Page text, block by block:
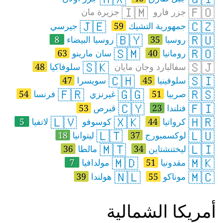
🇫🇴جزر فارو 🇮🇲جزيرة مان
🇨🇿جمهورية التشيك 59
🇯🇪جيرسي
🇷🇺روسيا 35
🇧🇾روسيا البيضاء 8
🇷🇴رومانيا 40
🇸🇲سان مارينو 63
🇸🇯سفالبارد وجان مايان 🇸🇰سلوفاكيا 48
🇸🇮سلوفينيا 45
🇨🇭سويسرا 47
🇷🇸صربيا 51
🇬🇬غيرنزي 🇫🇷فرنسا 54
🇫🇮فنلندا 23
🇨🇾قبرص 53
🇭🇷كرواتيا 44
🇽🇰كوسوفو 🇱🇻لاتفيا 5
🇱🇺لوكسمبورج 37
🇱🇹ليتوانيا 18
🇱🇮ليختنشتاين 34
🇲🇹مالطا 36
🇲🇰مقدونيا 51
🇲🇩مولدافيا 7
🇲🇨موناكو 55
🇳🇱هولندا 39
أمريكا الشمالية